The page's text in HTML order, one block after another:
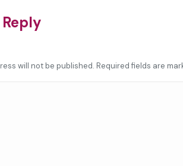
will not be published. Required fields are